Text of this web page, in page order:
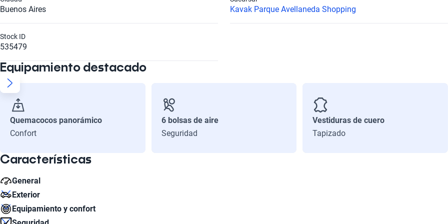
Buenos Aires Kavak Parque Avellaneda Shopping
535479
Stock ID
Equipamiento destacado
Quemacocos panorámico
Confort
6 bolsas de aire
Seguridad
Vestiduras de cuero
Tapizado
Características
General
116
Exterior
Número de Puertas
Equipamiento y confort